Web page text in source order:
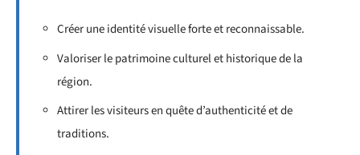
Créer une identité visuelle forte et reconnaissable.
Valoriser le patrimoine culturel et historique de la
région.
Attirer les visiteurs en quête d’authenticité et de
traditions.